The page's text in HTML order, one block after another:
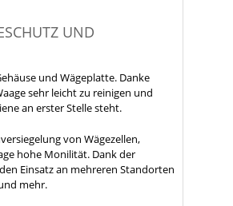
UND
und Wägeplatte. Danke
sehr leicht zu reinigen und
an erster Stelle steht.
von Wägezellen,
hohe Monilität. Dank der
Einsatz an mehreren Standorten
mehr.